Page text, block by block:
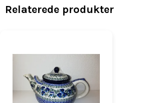
Relaterede produkter